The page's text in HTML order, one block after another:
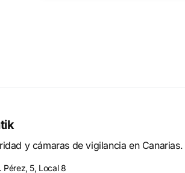
y cámaras de vigilancia en Canarias.
Pérez, 5, Local 8